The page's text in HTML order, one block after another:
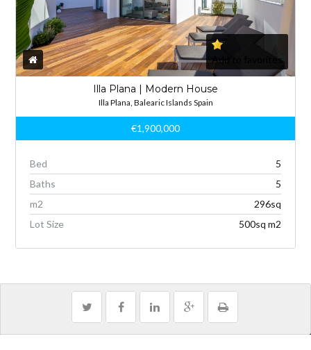
Add to favorites
Illa Plana | Modern House
Illa Plana, Balearic Islands Spain
€1,900,000
Bed
5
Baths
5
m2
296sq
Lot Size
500sq m2